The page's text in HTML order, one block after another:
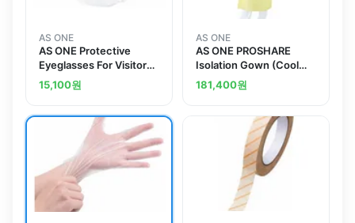
AS ONE
AS ONE Protective
Eyeglasses For Visitors
With Side Ventilationand
others
15,100원
AS ONE
AS ONE PROSHARE
Isolation Gown (Cool
Type) Cool Yellow 50
Piecesand others
181,400원